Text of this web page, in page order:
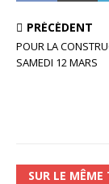
PRÉCÉDENT
POUR LA
SAMEDI 12 MARS
SUR LE MÊME